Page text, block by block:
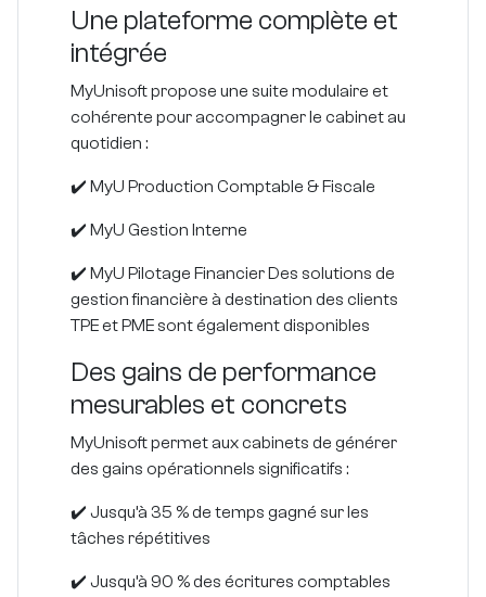
Une plateforme complète et
intégrée
MyUnisoft propose une suite modulaire et
cohérente pour accompagner le cabinet au
quotidien :
✔️ MyU Production Comptable & Fiscale
✔️ MyU Gestion Interne
✔️ MyU Pilotage Financier Des solutions de
gestion financière à destination des clients
TPE et PME sont également disponibles
Des gains de performance
mesurables et concrets
MyUnisoft permet aux cabinets de générer
des gains opérationnels significatifs :
✔️ Jusqu’à 35 % de temps gagné sur les
tâches répétitives
✔️ Jusqu’à 90 % des écritures comptables